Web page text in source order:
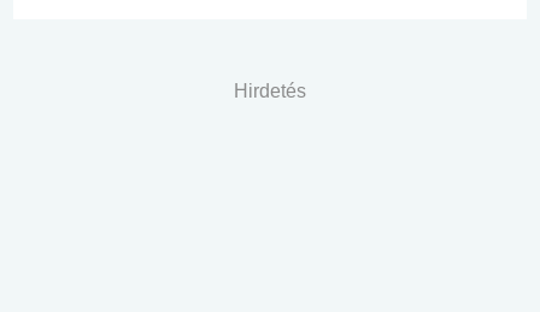
Hirdetés